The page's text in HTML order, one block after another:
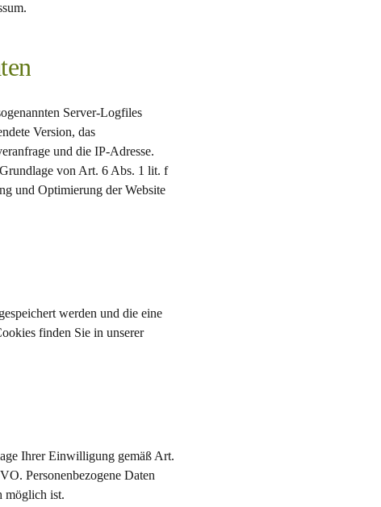
Server-Logfiles
Version, das
und die IP-Adresse.
von Art. 6 Abs. 1 lit. f
und Optimierung der Website
werden und die eine
finden Sie in unserer
Ihrer Einwilligung gemäß Art.
Personenbezogene Daten
möglich ist.